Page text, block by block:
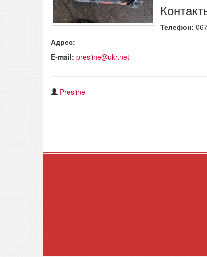
Телефон:
Адрес:
E-mail: presline@ukr.net
Presline